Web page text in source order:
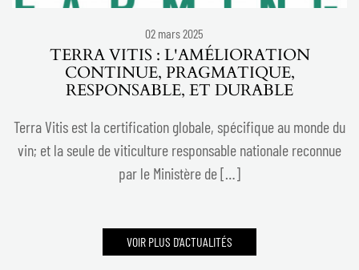
02 mars 2025
TERRA VITIS : L'AMÉLIORATION
CONTINUE, PRAGMATIQUE,
RESPONSABLE, ET DURABLE
Terra Vitis est la certification globale, spécifique au monde du
vin; et la seule de viticulture responsable nationale reconnue
par le Ministère de […]
VOIR PLUS D'ACTUALITÉS